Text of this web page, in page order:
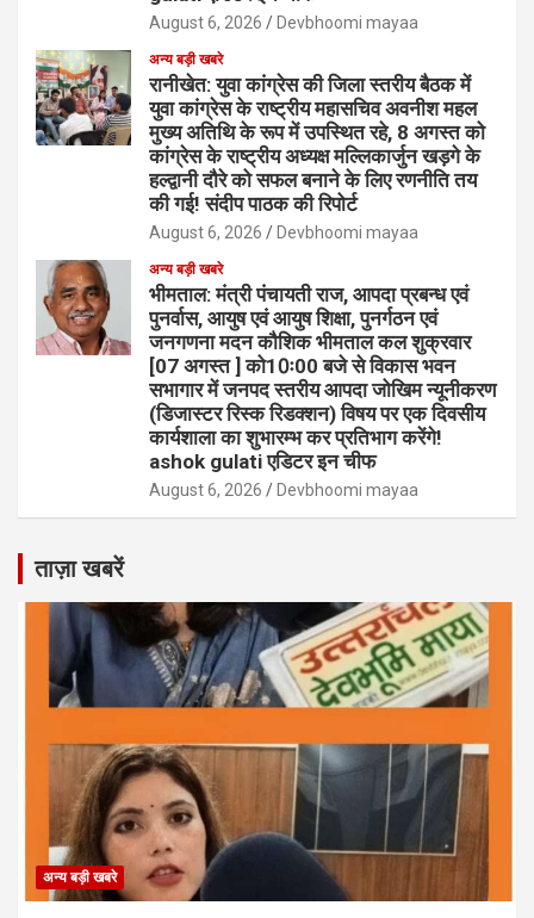
August 6, 2026 Devbhoomi mayaa
अन्य बड़ी खबरे
रानीखेत: युवा कांग्रेस की जिला स्तरीय बैठक में
युवा कांग्रेस के राष्ट्रीय महासचिव अवनीश महल
मुख्य अतिथि के रूप में उपस्थित रहे, 8 अगस्त को
कांग्रेस के राष्ट्रीय अध्यक्ष मल्लिकार्जुन खड़गे के
हल्द्वानी दौरे को सफल बनाने के लिए रणनीति तय
की गई! संदीप पाठक की रिपोर्ट
August 6, 2026 Devbhoomi mayaa
अन्य बड़ी खबरे
भीमताल: मंत्री पंचायती राज, आपदा प्रबन्ध एवं
पुनर्वास, आयुष एवं आयुष शिक्षा, पुनर्गठन एवं
जनगणना मदन कौशिक भीमताल कल शुक्रवार
[07 अगस्त ] को10ः00 बजे से विकास भवन
सभागार में जनपद स्तरीय आपदा जोखिम न्यूनीकरण
(डिजास्टर रिस्क रिडक्शन) विषय पर एक दिवसीय
कार्यशाला का शुभारम्भ कर प्रतिभाग करेंगे!
ashok gulati एडिटर इन चीफ
August 6, 2026 Devbhoomi mayaa
ताज़ा खबरें
अन्य बड़ी खबरे